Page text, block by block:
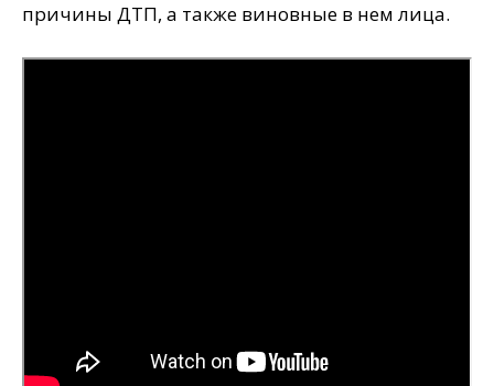
причины ДТП, а также виновные в нем лица.